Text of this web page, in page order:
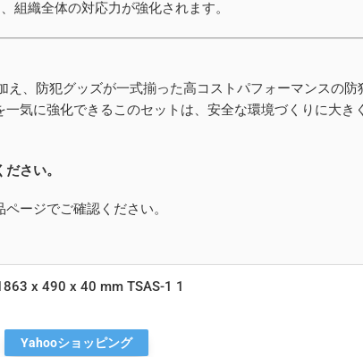
組織全体の対応力が強化されます。
え、防犯グッズが一式揃った高コストパフォーマンスの防
気に強化できるこのセットは、安全な環境づくりに大き
さい。
ージでご確認ください。
x 490 x 40 mm TSAS-1 1
Yahooショッピング